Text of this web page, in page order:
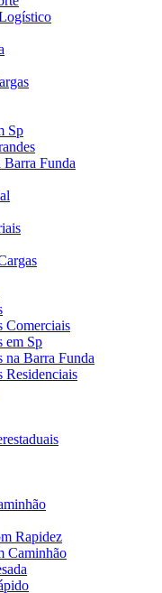
Sp
Barra Funda
Comerciais
em Sp
na Barra Funda
Residenciais
Rapidez
Caminhão